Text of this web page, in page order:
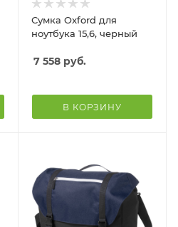
Сумка Oxford для
ноутбука 15,6, черный
7 558 руб.
В КОРЗИНУ